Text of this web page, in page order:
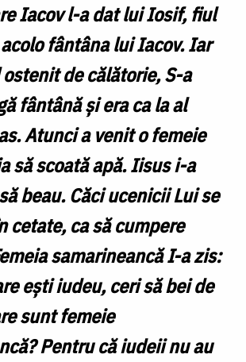
Iacov l-a dat lui Iosif, fiul
fântâna lui Iacov. Iar
de călătorie, S-a
fântână şi era ca la al
Atunci a venit o femeie
să scoată apă. Iisus i-a
beau. Căci ucenicii Lui se
cetate, ca să cumpere
samarineancă I-a zis:
eşti iudeu, ceri să bei de
sunt femeie
Pentru că iudeii nu au